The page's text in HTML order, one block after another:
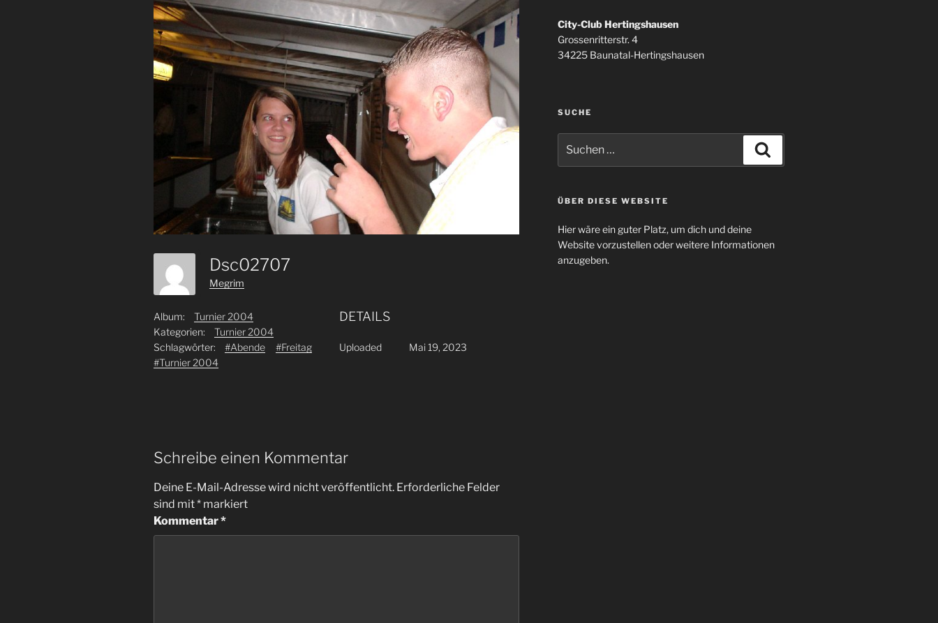
Dsc02707
Megrim
Album:
Turnier 2004
Kategorien:
Turnier 2004
Schlagwörter:
#Abende
#Freitag
#Turnier 2004
DETAILS
Uploaded Mai 19, 2023
Schreibe einen Kommentar
Deine E-Mail-Adresse wird nicht veröffentlicht. Erforderliche Felder
sind mit* markiert
Kommentar*
City-Club Hertingshausen
Grossenritterstr. 4
34225 Baunatal-Hertingshausen
SUCHE
nach:
ÜBER DIESE WEBSITE
Hier wäre ein guter Platz, um dich und deine
Website vorzustellen oder weitere Informationen
anzugeben.